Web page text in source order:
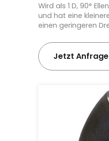
Wird als 1 D, 90°
und hat eine
einen geringeren
Jetzt